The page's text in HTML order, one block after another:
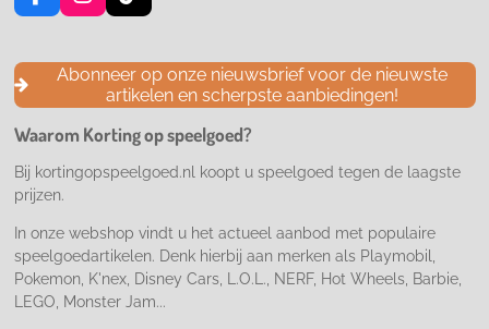
a
e
o
k
n
t
a
g
r
a
m
i
T
o
k
Abonneer op onze nieuwsbrief voor de nieuwste
artikelen en scherpste aanbiedingen!
Waarom Korting op speelgoed?
Bij kortingopspeelgoed.nl koopt u speelgoed tegen de laagste
prijzen.
In onze webshop vindt u het actueel aanbod met populaire
speelgoedartikelen. Denk hierbij aan merken als Playmobil,
Pokemon, K'nex, Disney Cars, L.O.L., NERF, Hot Wheels, Barbie,
LEGO, Monster Jam...